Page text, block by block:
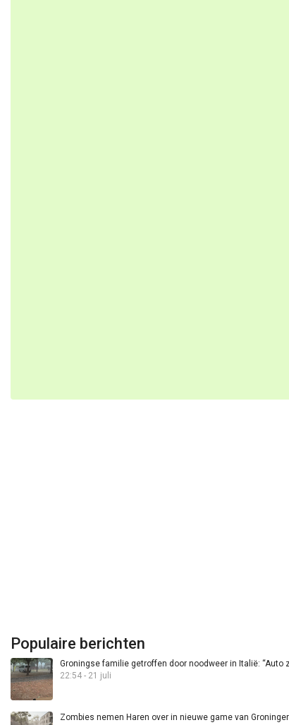
Populaire berichten
Groningse familie getroffen door noodweer in Italië: “Auto
22:54 - 21 juli
Zombies nemen Haren over in nieuwe game van